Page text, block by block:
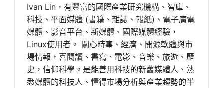
Ivan Lin，有豐富的國際產業研究機構、智庫、
科技、平面媒體 (書籍、雜誌、報紙)、電子廣電
媒體、影音平台、新媒體、國際媒體經驗，
Linux使用者。 關心時事、經濟、開源軟體與市
場情報，喜閱讀、書寫、電影、音樂、旅遊、歷
史，信仰科學。是能善用科技的新舊媒體人、熟
悉媒體的科技人、懂得市場分析與產業趨勢的半